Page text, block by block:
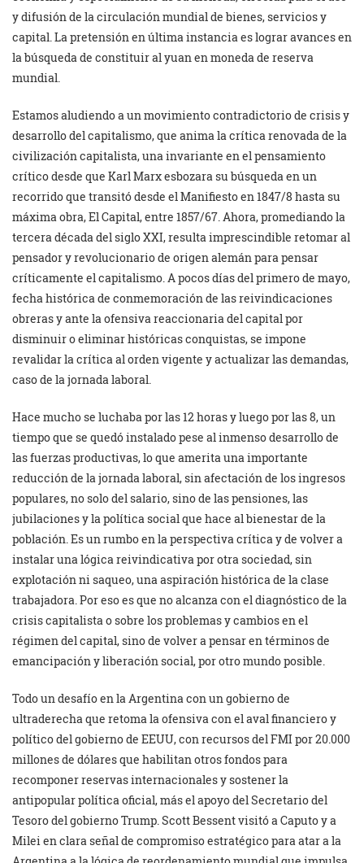
y difusión de la circulación mundial de bienes, servicios y
capital. La pretensión en última instancia es lograr avances en
la búsqueda de constituir al yuan en moneda de reserva
mundial.
Estamos aludiendo a un movimiento contradictorio de crisis y
desarrollo del capitalismo, que anima la crítica renovada de la
civilización capitalista, una invariante en el pensamiento
crítico desde que Karl Marx esbozara su búsqueda en un
recorrido que transitó desde el Manifiesto en 1847/8 hasta su
máxima obra, El Capital, entre 1857/67. Ahora, promediando la
tercera década del siglo XXI, resulta imprescindible retomar al
pensador y revolucionario de origen alemán para pensar
críticamente el capitalismo. A pocos días del primero de mayo,
fecha histórica de conmemoración de las reivindicaciones
obreras y ante la ofensiva reaccionaria del capital por
disminuir o eliminar históricas conquistas, se impone
revalidar la crítica al orden vigente y actualizar las demandas,
caso de la jornada laboral.
Hace mucho se luchaba por las 12 horas y luego por las 8, un
tiempo que se quedó instalado pese al inmenso desarrollo de
las fuerzas productivas, lo que amerita una importante
reducción de la jornada laboral, sin afectación de los ingresos
populares, no solo del salario, sino de las pensiones, las
jubilaciones y la política social que hace al bienestar de la
población. Es un rumbo en la perspectiva crítica y de volver a
instalar una lógica reivindicativa por otra sociedad, sin
explotación ni saqueo, una aspiración histórica de la clase
trabajadora. Por eso es que no alcanza con el diagnóstico de la
crisis capitalista o sobre los problemas y cambios en el
régimen del capital, sino de volver a pensar en términos de
emancipación y liberación social, por otro mundo posible.
Todo un desafío en la Argentina con un gobierno de
ultraderecha que retoma la ofensiva con el aval financiero y
político del gobierno de EEUU, con recursos del FMI por 20.000
millones de dólares que habilitan otros fondos para
recomponer reservas internacionales y sostener la
antipopular política oficial, más el apoyo del Secretario del
Tesoro del gobierno Trump. Scott Bessent visitó a Caputo y a
Milei en clara señal de compromiso estratégico para atar a la